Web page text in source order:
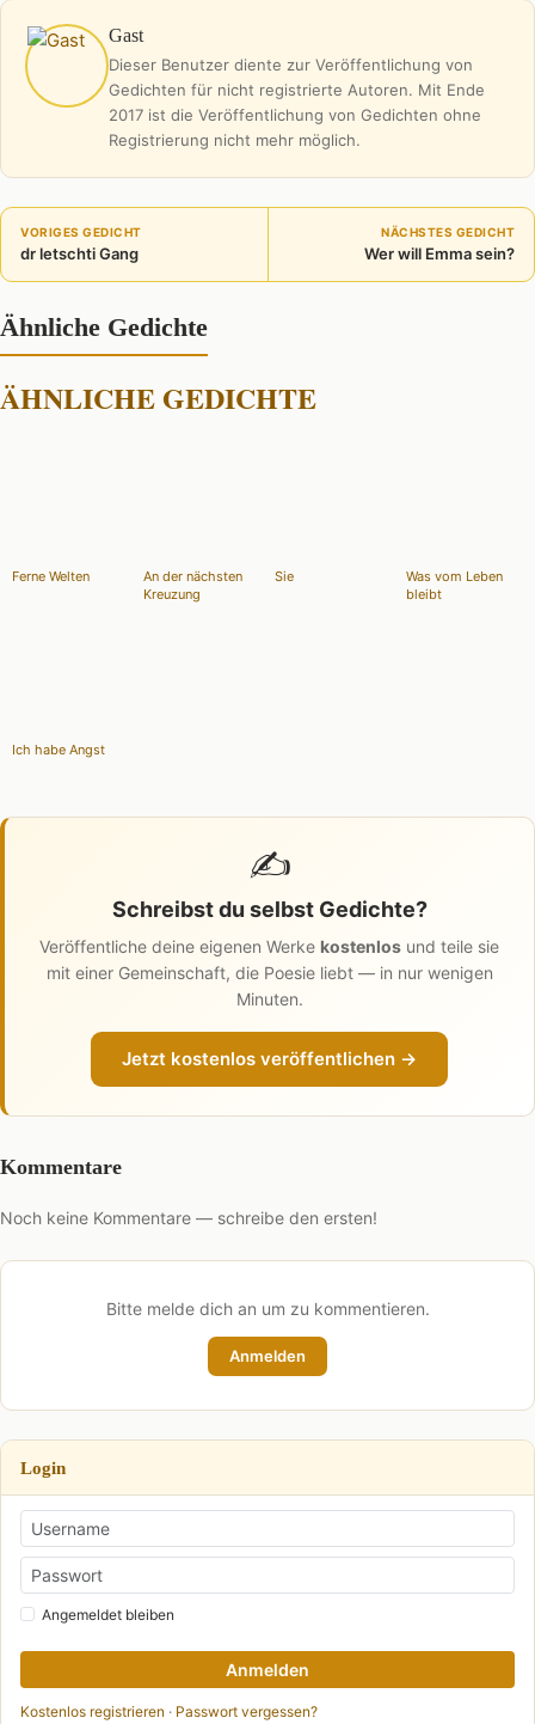
Gast
Dieser Benutzer diente zur Veröffentlichung von
Gedichten für nicht registrierte Autoren. Mit Ende
2017 ist die Veröffentlichung von Gedichten ohne
Registrierung nicht mehr möglich.
VORIGES GEDICHT
dr letschti Gang
NÄCHSTES GEDICHT
Wer will Emma sein?
Ähnliche Gedichte
ÄHNLICHE GEDICHTE
Ferne Welten
An der nächsten
Kreuzung
Sie
Was vom Leben
bleibt
Ich habe Angst
✍️
Schreibst du selbst Gedichte?
Veröffentliche deine eigenen Werke kostenlos und teile sie
mit einer Gemeinschaft, die Poesie liebt — in nur wenigen
Minuten.
Jetzt kostenlos veröffentlichen →
Kommentare
Noch keine Kommentare — schreibe den ersten!
Bitte melde dich an um zu kommentieren.
Anmelden
Login
Angemeldet bleiben
Anmelden
Kostenlos registrieren · Passwort vergessen?